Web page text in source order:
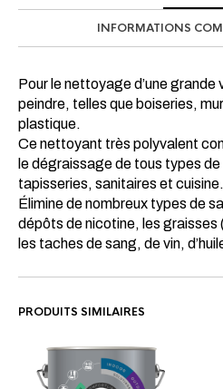
INFORMATIONS
Pour le nettoyage d’une
peindre, telles que boiseries,
plastique.
Ce nettoyant très polyvalent
le dégraissage de tous types
tapisseries, sanitaires et cuisine.
Élimine de nombreux types de
dépôts de nicotine, les
les taches de sang, de vin,
PRODUITS SIMILAIRES